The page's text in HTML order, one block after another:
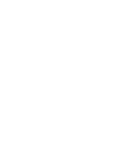
à votre
rythme et